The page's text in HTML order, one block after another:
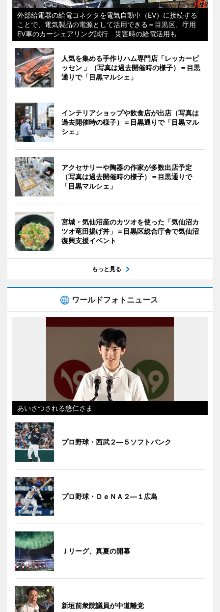
外部給電器の給電コネクタを電気自動車（EV）に接続する
ことで、電気製品の電源として活用できる＝目黒区、庁用
EV車のカーシェアリング試行 災害時の給電活用も
人気を集める手作りハム専門店「レッカービ
ッセン 」（写真は過去開催時の様子）＝目黒
通りで「目黒マルシェ」
インテリアショップや飲食店が出店（写真は
過去開催時の様子）＝目黒通りで「目黒マル
シェ」
アクセサリーや陶器の作家が多数出店予定
（写真は過去開催時の様子）＝目黒通りで
「目黒マルシェ」
宮城・気仙沼産のカツオを使った「気仙沼カ
ツオ竜田揚げ丼」＝目黒区総合庁舎で気仙沼
復興支援イベント
もっと見る
ワールドフォトニュース
あいさつされる悠仁さま
プロ野球・西武２―５ソフトバンク
プロ野球・ＤｅＮＡ２―１広島
Ｊリーグ、真夏の開幕
新垣前衆院議員が中道離党